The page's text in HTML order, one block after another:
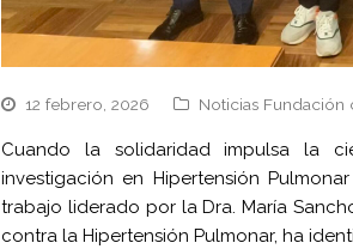
12 febrero, 2026 Noticias Fundación
Cuando la solidaridad impulsa la
investigación en Hipertensión
trabajo liderado por la Dra. María
contra la Hipertensión Pulmonar, ha